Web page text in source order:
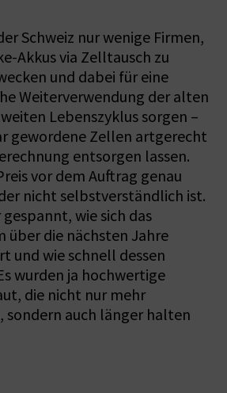
Schweiz nur wenige Firmen,
Akkus via Zelltausch zu
und dabei für eine
Weiterverwendung der alten
Lebenszyklus sorgen –
gewordene Zellen artgerecht
entsorgen lassen.
vor dem Auftrag genau
nicht selbstverständlich ist.
wie sich das
über die nächsten Jahre
und wie schnell dessen
wurden ja hochwertige
die nicht nur mehr
sondern auch länger halten